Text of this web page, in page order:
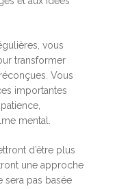
vous
transformer
Vous
importantes
mental.
d’être plus
une approche
sera pas basée